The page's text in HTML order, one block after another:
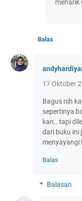
menarik
Balas
17 Oktober
Bagus nih
sepertinya
kan.. tapi
dari buku ini
menyayangi
Balas
Balasan